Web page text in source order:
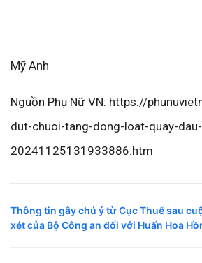
Mỹ Anh
Nguồn Phụ Nữ VN: https://
dut-chuoi-tang-dong-loat-quay-
20241125131933886.htm
Thông tin gây chú ý từ Cục Thuế sau
xét của Bộ Công an đối với Huấn Hoa